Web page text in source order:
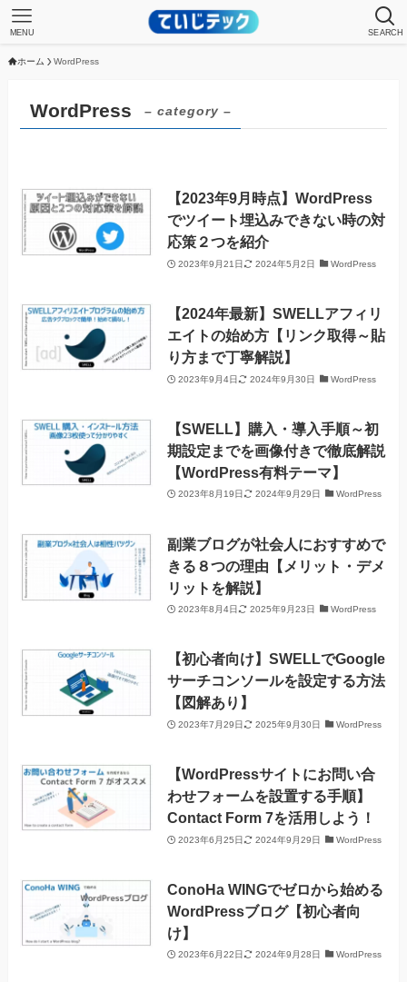
SEARCH
MENU
ホーム WordPress
WordPress – category –
【2023年9月時点】WordPress
でツイート埋込みできない時の対
応策２つを紹介
2023年9月21日 2024年5月2日 WordPress
【2024年最新】SWELLアフィリ
エイトの始め方【リンク取得～貼
り方まで丁寧解説】
2023年9月4日 2024年9月30日 WordPress
【SWELL】購入・導入手順～初
期設定までを画像付きで徹底解説
【WordPress有料テーマ】
2023年8月19日 2024年9月29日 WordPress
副業ブログが社会人におすすめで
きる８つの理由【メリット・デメ
リットを解説】
2023年8月4日 2025年9月23日 WordPress
【初心者向け】SWELLでGoogle
サーチコンソールを設定する方法
【図解あり】
2023年7月29日 2025年9月30日 WordPress
【WordPressサイトにお問い合
わせフォームを設置する手順】
Contact Form 7を活用しよう！
2023年6月25日 2024年9月29日 WordPress
ConoHa WINGでゼロから始める
WordPressブログ【初心者向
け】
2023年6月22日 2024年9月28日 WordPress